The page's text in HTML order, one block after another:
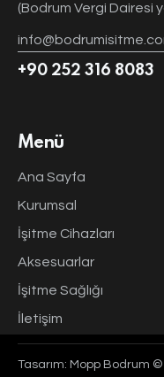
(Bodrum Vergi Dairesi
+90 252 316 8083
Menü
Ana Sayfa
Kurumsal
İşitme Cihazları
Aksesuarlar
İşitme Sağlığı
İletişim
Tasarım: Mopp Bodrum ©